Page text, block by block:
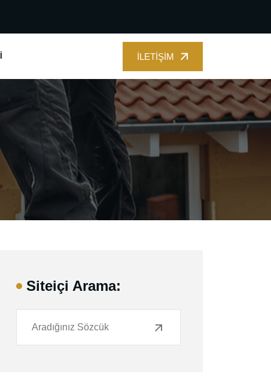
İLETIŞIM
Siteiçi Arama: